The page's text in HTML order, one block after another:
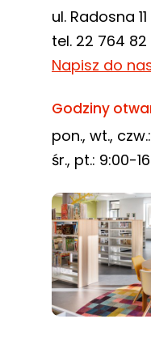
ul. Radosna 11
tel. 22 764 82
Napisz do
Godziny
pon., wt.,
śr., pt.: 9:00-